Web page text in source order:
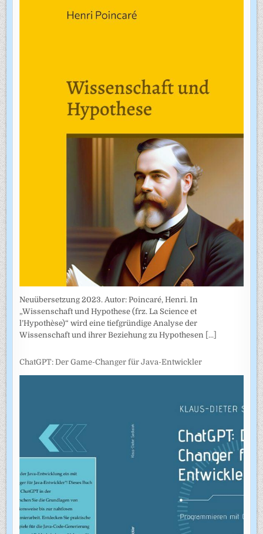
Neuübersetzung 2023. Autor: Poincaré, Henri. In
„Wissenschaft und Hypothese (frz. La Science et
l’Hypothèse)“ wird eine tiefgründige Analyse der
Wissenschaft und ihrer Beziehung zu Hypothesen [...]
ChatGPT: Der Game-Changer für Java-Entwickler